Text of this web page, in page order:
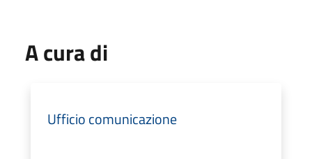
A cura di
Ufficio comunicazione